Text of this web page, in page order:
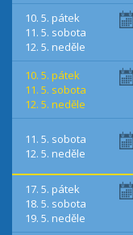
10. 5. pátek
11. 5. sobota
12. 5. neděle
10. 5. pátek
11. 5. sobota
12. 5. neděle
11. 5. sobota
12. 5. neděle
17. 5. pátek
18. 5. sobota
19. 5. neděle